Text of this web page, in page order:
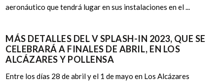
aeronáutico que tendrá lugar en sus instalaciones en el ...
MÁS DETALLES DEL V SPLASH-IN 2023, QUE SE
CELEBRARÁ A FINALES DE ABRIL, EN LOS
ALCÁZARES Y POLLENSA
Entre los días 28 de abril y el 1 de mayo en Los Alcázares